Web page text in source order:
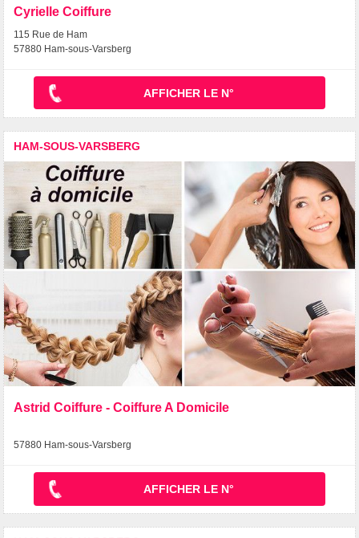
Cyrielle Coiffure
115 Rue de Ham
57880 Ham-sous-Varsberg
AFFICHER LE N°
HAM-SOUS-VARSBERG
Astrid Coiffure - Coiffure A Domicile
57880 Ham-sous-Varsberg
AFFICHER LE N°